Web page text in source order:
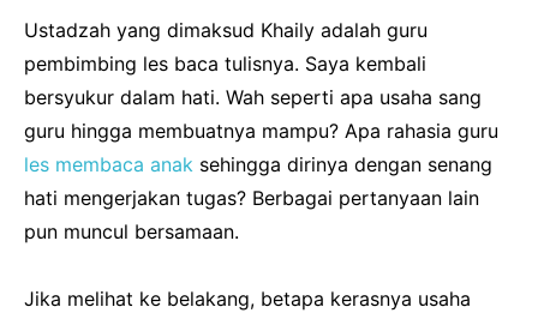
Ustadzah yang dimaksud Khaily adalah guru
pembimbing les baca tulisnya. Saya kembali
bersyukur dalam hati. Wah seperti apa usaha sang
guru hingga membuatnya mampu? Apa rahasia guru
les membaca anak sehingga dirinya dengan senang
hati mengerjakan tugas? Berbagai pertanyaan lain
pun muncul bersamaan.
Jika melihat ke belakang, betapa kerasnya usaha